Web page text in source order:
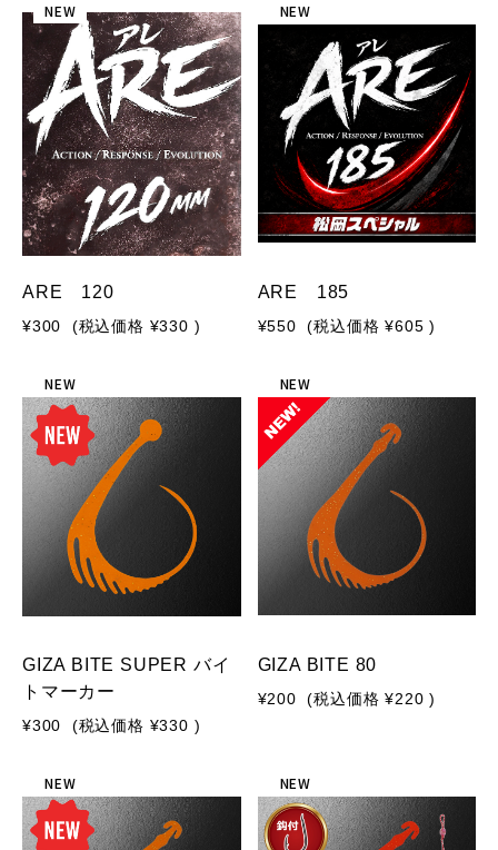
NEW
ARE 120
¥300 (税込価格 ¥330 )
NEW
ARE 185
¥550 (税込価格 ¥605 )
NEW
GIZA BITE SUPER バイ
トマーカー
¥300 (税込価格 ¥330 )
NEW
GIZA BITE 80
¥200 (税込価格 ¥220 )
NEW NEW